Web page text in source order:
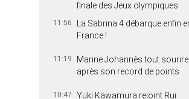
finale des Jeux olympiques
11:56
La Sabrina 4 débarque enfin
France !
11:19
Marine Johannès tout sourire
après son record de points
10:47
Yuki Kawamura rejoint Rui